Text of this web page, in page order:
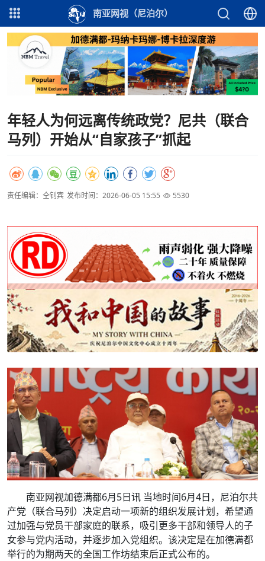
南亚网视（尼泊尔）
年轻人为何远离传统政党？尼共（联合
马列）开始从“自家孩子”抓起
责任编辑：仝钊宾 发布时间：2026-06-05 15:55 5530
南亚网视加德满都6月5日讯 当地时间6月4日，尼泊尔共
产党（联合马列）决定启动一项新的组织发展计划，希望通
过加强与党员干部家庭的联系，吸引更多干部和领导人的子
女参与党内活动，并逐步加入党组织。该决定是在加德满都
举行的为期两天的全国工作坊结束后正式公布的。